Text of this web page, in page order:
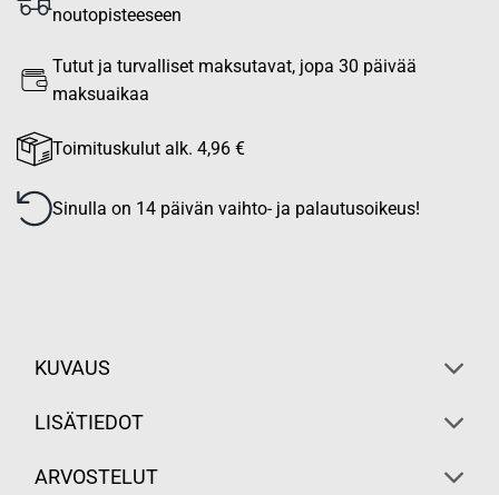
noutopisteeseen
Tutut ja turvalliset maksutavat, jopa 30 päivää
maksuaikaa
Toimituskulut alk. 4,96 €
Sinulla on 14 päivän vaihto- ja palautusoikeus!
KUVAUS
LISÄTIEDOT
ARVOSTELUT